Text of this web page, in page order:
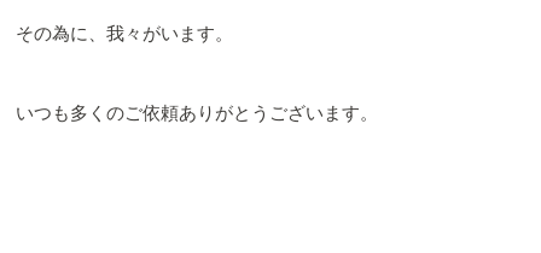
その為に、我々がいます。
いつも多くのご依頼ありがとうございます。